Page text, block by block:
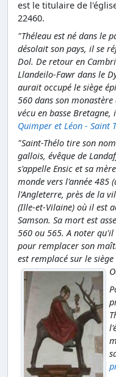
est le titulaire de
22460.
"Théleau est né dans le
désolait son pays, il se
Dol. De retour en
Llandeilo-Fawr dans le
aurait occupé le siège
560 dans son
vécu en basse
Quimper et Léon - Saint
"Saint-Thélo tire son
gallois, évêque de
s'appelle Ensic et sa
monde vers l'année 485
l'Angleterre, près de la
(Ille-et-Vilaine) où il est
Samson. Sa mort est
560 ou 565. A noter qu'il
pour remplacer son
est remplacé sur le